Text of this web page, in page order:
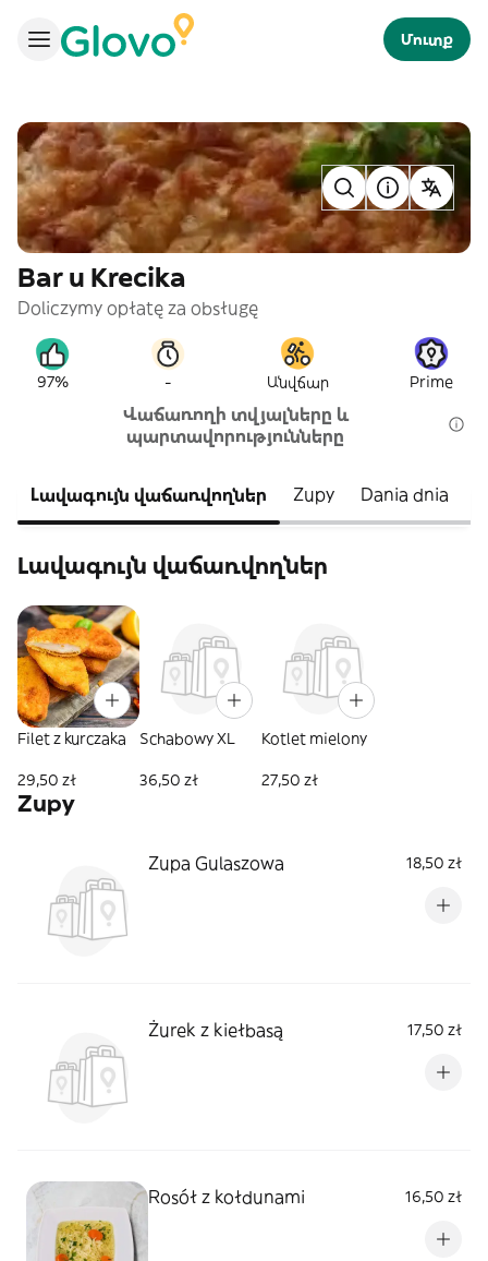
Մուտք
Bar u Krecika
Doliczymy opłatę za obsługę
97% - Անվճար Prime
Վաճառողի տվյալները և
պարտավորությունները
Լավագույն վաճառվողներ Zupy Dania dnia
Լավագույն վաճառվողներ
Filet z kurczaka
29,50 zł
Schabowy XL
36,50 zł
Kotlet mielony
27,50 zł
Zupy
Zupa Gulaszowa 18,50 zł
Żurek z kiełbasą 17,50 zł
Rosół z kołdunami 16,50 zł